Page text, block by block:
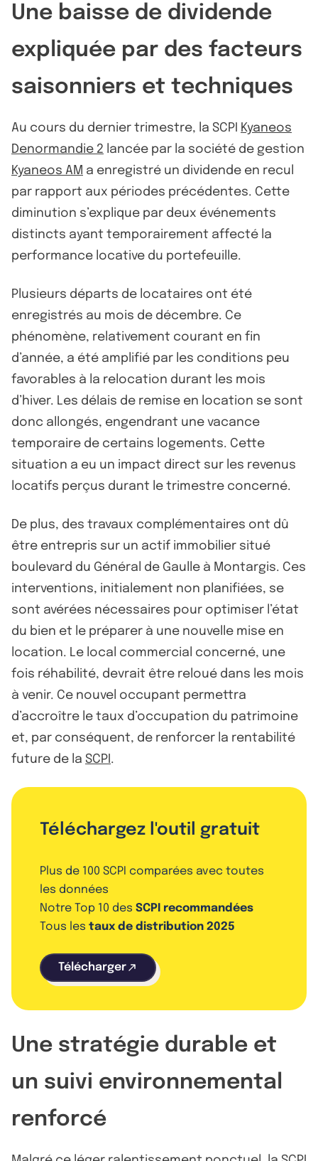
Une baisse de dividende
expliquée par des facteurs
saisonniers et techniques
Au cours du dernier trimestre, la SCPI Kyaneos
Denormandie 2 lancée par la société de gestion
Kyaneos AM a enregistré un dividende en recul
par rapport aux périodes précédentes. Cette
diminution s’explique par deux événements
distincts ayant temporairement affecté la
performance locative du portefeuille.
Plusieurs départs de locataires ont été
enregistrés au mois de décembre. Ce
phénomène, relativement courant en fin
d’année, a été amplifié par les conditions peu
favorables à la relocation durant les mois
d’hiver. Les délais de remise en location se sont
donc allongés, engendrant une vacance
temporaire de certains logements. Cette
situation a eu un impact direct sur les revenus
locatifs perçus durant le trimestre concerné.
De plus, des travaux complémentaires ont dû
être entrepris sur un actif immobilier situé
boulevard du Général de Gaulle à Montargis. Ces
interventions, initialement non planifiées, se
sont avérées nécessaires pour optimiser l’état
du bien et le préparer à une nouvelle mise en
location. Le local commercial concerné, une
fois réhabilité, devrait être reloué dans les mois
à venir. Ce nouvel occupant permettra
d’accroître le taux d’occupation du patrimoine
et, par conséquent, de renforcer la rentabilité
future de la SCPI .
Téléchargez l'outil gratuit
Plus de 100 SCPI comparées avec toutes
les données
Notre Top 10 des SCPI recommandées
Tous les taux de distribution 2025
Télécharger
Une stratégie durable et
un suivi environnemental
renforcé